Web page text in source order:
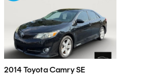
2014 Toyota Camry SE